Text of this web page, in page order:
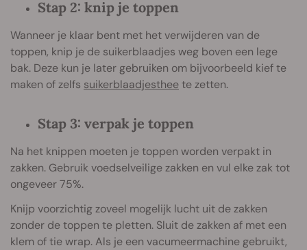
Stap 2: knip je toppen
Wanneer je klaar bent met het verwijderen van de
toppen, knip je de suikerblaadjes weg boven een lege
bak. Deze kun je later gebruiken om bijvoorbeeld kief te
maken of zelfs suikerblaadjestheete zetten.
Stap 3: verpak je toppen
Na het knippen moeten je toppen worden verpakt in
zakken. Gebruik voedselveilige zakken en vul elke zak tot
ongeveer 75%.
Knijp voorzichtig zoveel mogelijk lucht uit de zakken
zonder de toppen te pletten. Sluit de zakken af met een
klem of tie wrap. Als je een vacumeermachine gebruikt,